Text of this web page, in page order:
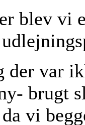
blev vi
var
brugt
vi